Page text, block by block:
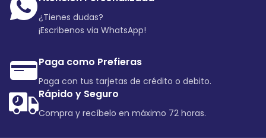
¿Tienes dudas?
¡Escribenos via WhatsApp!
Paga como Prefieras
Paga con tus tarjetas de crédito o debito.
Rápido y Seguro
Compra y recíbelo en máximo 72 horas.